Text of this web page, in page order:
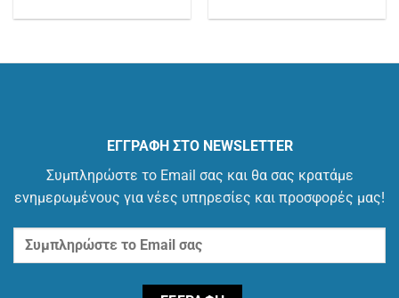
ΕΓΓΡΑΦΗ ΣΤΟ NEWSLETTER
Συμπληρώστε το Email σας και θα σας κρατάμε
ενημερωμένους για νέες υπηρεσίες και προσφορές μας!